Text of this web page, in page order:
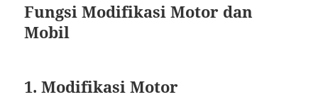
Fungsi Modifikasi Motor dan
Mobil
1. Modifikasi Motor